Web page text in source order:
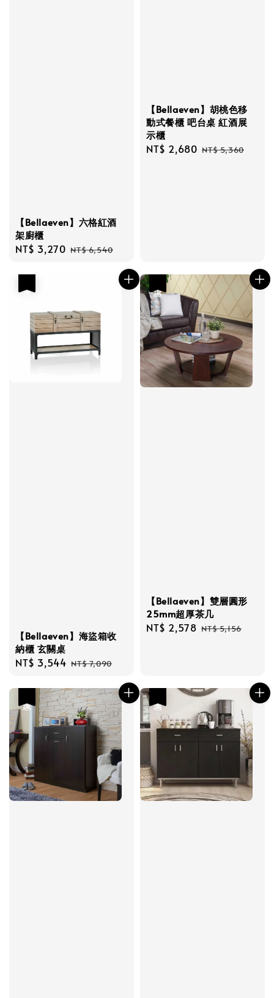
【Bellaeven】六格紅酒
架廚櫃
Sale
NT$ 3,270 Regular
NT$ 6,540
【Bellaeven】胡桃色移
動式餐櫃 吧台桌 紅酒展
示櫃
Sale
NT$ 2,680 Regular
NT$ 5,360
【Bellaeven】海盜箱收
納櫃 玄關桌
Sale
NT$ 3,544 Regular
NT$ 7,090
【Bellaeven】雙層圓形
25mm超厚茶几
Sale
NT$ 2,578 Regular
NT$ 5,156